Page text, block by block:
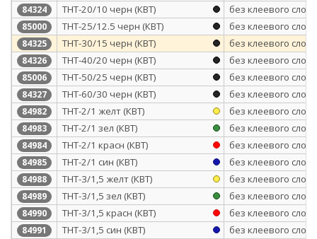
84324 ТНТ-20/10 черн (КВТ) без клеевого слоя
85000 ТНТ-25/12.5 черн (КВТ) без клеевого слоя
84325 ТНТ-30/15 черн (КВТ) без клеевого слоя
84326 ТНТ-40/20 черн (КВТ) без клеевого слоя
85006 ТНТ-50/25 черн (КВТ) без клеевого слоя
84327 ТНТ-60/30 черн (КВТ) без клеевого слоя
84982 ТНТ-2/1 желт (КВТ) без клеевого слоя
84983 ТНТ-2/1 зел (КВТ) без клеевого слоя
84984 ТНТ-2/1 красн (КВТ) без клеевого слоя
84985 ТНТ-2/1 син (КВТ) без клеевого слоя
84988 ТНТ-3/1,5 желт (КВТ) без клеевого слоя
84989 ТНТ-3/1,5 зел (КВТ) без клеевого слоя
84990 ТНТ-3/1,5 красн (КВТ) без клеевого слоя
84991 ТНТ-3/1,5 син (КВТ) без клеевого слоя